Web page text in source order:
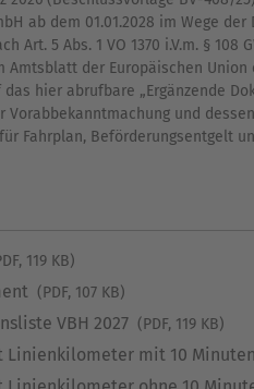
ab dem 01.01.2028 im Wege
Art. 5 Abs. 1 VO 1370 i.V.m. §
der Europäischen Union
hier abrufbare „Ergänzende
Vorabbekanntmachung und
Fahrplan, Beförderungsentgelt
119 KB)
(PDF, 107 KB)
VBH 2027 (PDF, 119 KB)
Linienkilometer mit 10